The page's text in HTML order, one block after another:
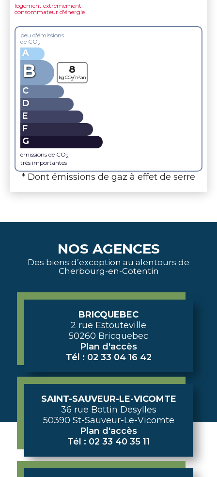
logement extrêmement
consommateur d'énergie
8
kg CO2/m².an
peu d'émissions
de CO2
A
B
C
D
E
F
G
émissions de CO2
très importantes
* Dont émissions de gaz à effet de serre
NOS AGENCES
Des biens d’exception au alentours de
Cherbourg-en-Cotentin
BRICQUEBEC
2 rue Estouteville
50260 Bricquebec
Plan d'accès
Tél : 02 33 04 16 42
SAINT-SAUVEUR-LE-VICOMTE
36 rue Bottin Desylles
50390 St-Sauveur-Le-Vicomte
Plan d'accès
Tél : 02 33 40 35 11